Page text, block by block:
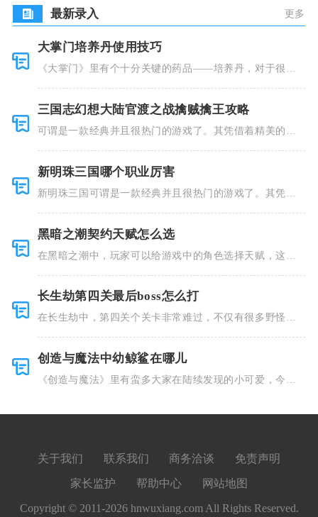
最新录入 更多
大掌门培养丹使用技巧
《大掌门》里有个十分关键的药品——培养丹，对于很多
三国志幻想大陆官渡之战擒贼擒王攻略
可谓是一款经典并且很热门的游戏了。其凭借着精美的画
新明珠三国哪个职业厉害
新明珠三国可谓是一款经典并且很热门的游戏了。其凭借
黑暗之潮契约天赋怎么选
在黑暗之潮中，玩家可以给游戏中的角色选择天赋，这些
长生劫第四关最后boss怎么打
在长生劫中，第四关个关卡非常难过，不仅有很多野怪，
创造与魔法中幼鲸鲨在哪儿
《创造与魔法》里有蛮多大家在陆续发现的小可爱，今天
关于我们 联系我们 商务洽谈 免责声明
家长监护 帮助中心 网站地图
Copyright © 2011-2026 hnwuxiang.com All Rights Reserved.